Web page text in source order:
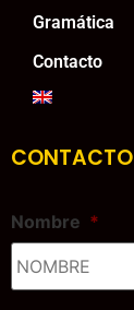
Gramática
Contacto
CONTACTO
Nombre *